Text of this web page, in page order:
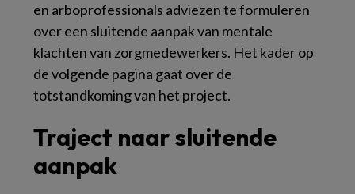
en arboprofessionals adviezen te formuleren
over een sluitende aanpak van mentale
klachten van zorgmedewerkers. Het kader op
de volgende pagina gaat over de
totstandkoming van het project.
Traject naar sluitende
aanpak